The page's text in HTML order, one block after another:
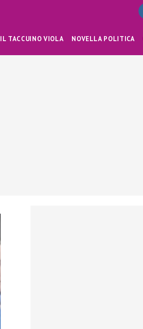
IL TACCUINO VIOLA NOVELLA POLITICA